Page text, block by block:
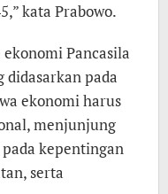
kata Prabowo.
Pancasila
didasarkan pada
ekonomi harus
menjunjung
kepentingan
serta